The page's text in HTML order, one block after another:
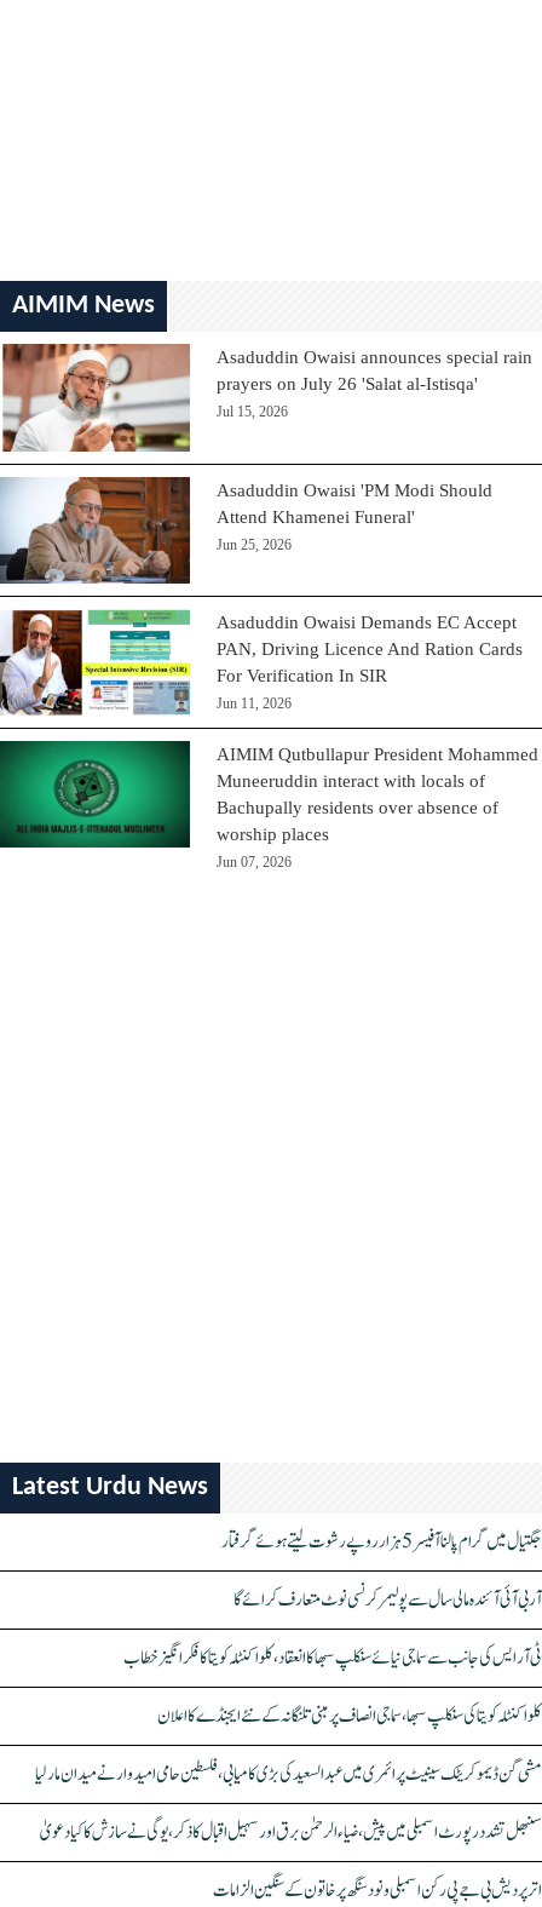
AIMIM News
Asaduddin Owaisi announces special rain
prayers on July 26 'Salat al-Istisqa'
Jul 15, 2026
Asaduddin Owaisi 'PM Modi Should
Attend Khamenei Funeral'
Jun 25, 2026
Asaduddin Owaisi Demands EC Accept
PAN, Driving Licence And Ration Cards
For Verification In SIR
Jun 11, 2026
AIMIM Qutbullapur President Mohammed
Muneeruddin interact with locals of
Bachupally residents over absence of
worship places
Jun 07, 2026
Latest Urdu News
جگتیال میں گرام پالنا آفیسر 5 ہزار روپے رشوت لیتے ہوئے گرفتار
آر بی آئی آئندہ مالی سال سے پولیمر کرنسی نوٹ متعارف کرائے گا
ٹی آر ایس کی جانب سے سماجی نیائے سنکلپ سبھا کا انعقاد، کلواکنٹلہ کویتا کا فکر انگیز خطاب
کلواکنٹلہ کویتا کی سنکلپ سبھا، سماجی انصاف پر مبنی تلنگانہ کے نئے ایجنڈے کا اعلان
مشی گن ڈیموکریٹک سینیٹ پرائمری میں عبدالسعید کی بڑی کامیابی، فلسطین حامی امیدوار نے میدان مار لیا
سنبھل تشدد رپورٹ اسمبلی میں پیش، ضیاء الرحمٰن برق اور سہیل اقبال کا ذکر، یوگی نے سازش کا کیا دعویٰ
اتر پردیش بی جے پی رکن اسمبلی ونود سنگھ پر خاتون کے سنگین الزامات